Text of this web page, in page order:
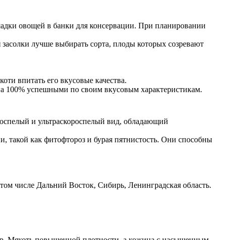
овощей в банки для консервации. При планировании
лучше выбирать сорта, плоды которых созревают
впитать его вкусовые качества.
100% успешными по своим вкусовым характеристикам.
и ультраскороспелый вид, обладающий
такой как фитофтороз и бурая пятнистость. Они способны
числе Дальний Восток, Сибирь, Ленинградская область.